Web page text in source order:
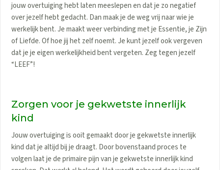
jouw overtuiging hebt laten meeslepen en dat je zo negatief
over jezelf hebt gedacht. Dan maak je de weg vrij naar wie je
werkelijk bent. Je maakt weer verbinding met je Essentie, je Zijn
of Liefde. Of hoe jij het zelf noemt. Je kunt jezelf ook vergeven
dat je je eigen werkelijkheid bent vergeten. Zeg tegen jezelf
“LEEF”!
Zorgen voor je gekwetste innerlijk
kind
Jouw overtuiging is ooit gemaakt door je gekwetste innerlijk
kind dat je altijd bij je draagt. Door bovenstaand proces te
volgen laat je de primaire pijn van je gekwetste innerlijk kind